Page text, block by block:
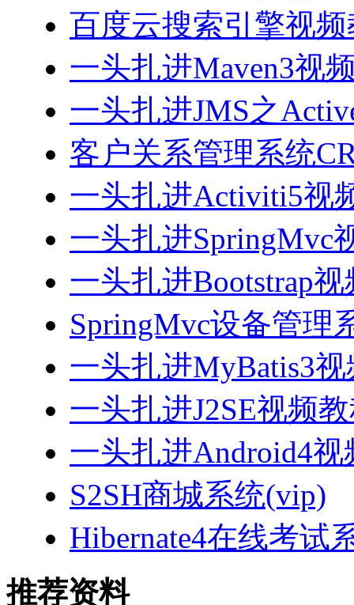
百度云搜索引擎视
一头扎进Maven3视
一头扎进JMS之
客户关系管理系统
一头扎进Activiti5视
一头扎进SpringMvc
一头扎进Bootstrap
SpringMvc设备管理
一头扎进MyBatis3
一头扎进J2SE视频
一头扎进Android4视
S2SH商城系统(vip)
Hibernate4在线考试
推荐资料